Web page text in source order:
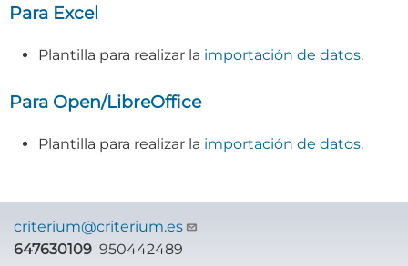
Para Excel
Plantilla para realizar la importación de datos.
Para Open/LibreOffice
Plantilla para realizar la importación de datos.
criterium@criterium.es
647630109 950442489